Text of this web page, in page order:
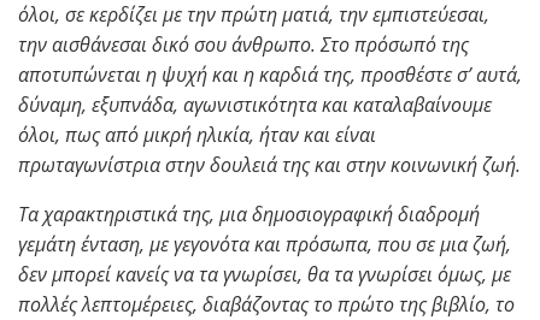
όλοι, σε κερδίζει με την πρώτη ματιά, την εμπιστεύεσαι,
την αισθάνεσαι δικό σου άνθρωπο. Στο πρόσωπό της
αποτυπώνεται η ψυχή και η καρδιά της, προσθέστε σ’ αυτά,
δύναμη, εξυπνάδα, αγωνιστικότητα και καταλαβαίνουμε
όλοι, πως από μικρή ηλικία, ήταν και είναι
πρωταγωνίστρια στην δουλειά της και στην κοινωνική ζωή.
Τα χαρακτηριστικά της, μια δημοσιογραφική διαδρομή
γεμάτη ένταση, με γεγονότα και πρόσωπα, που σε μια ζωή,
δεν μπορεί κανείς να τα γνωρίσει, θα τα γνωρίσει όμως, με
πολλές λεπτομέρειες, διαβάζοντας το πρώτο της βιβλίο, το